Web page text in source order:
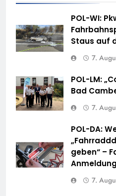
POL-WI:
Staus auf
7.
POL-LM:
Bad
7.
POL-DA:
geben“ –
7.